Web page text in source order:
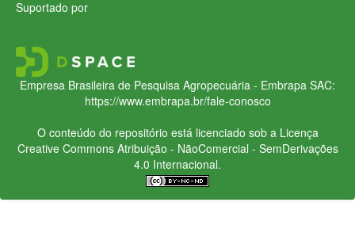
Suportado por
Empresa Brasileira de Pesquisa Agropecuária - Embrapa SAC:
https://www.embrapa.br/fale-conosco
O conteúdo do repositório está licenciado sob a Licença
Creative CommonsAtribuição - NãoComercial - SemDerivações
4.0 Internacional.